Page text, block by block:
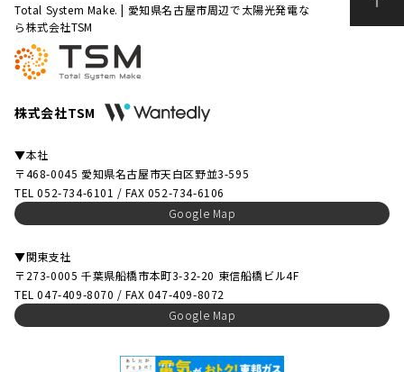
Total System Make. | 愛知県名古屋市周辺で太陽光発電な
ら株式会社TSM
株式会社TSM
▼本社
〒468-0045 愛知県名古屋市天白区野並3-595
TEL 052-734-6101 / FAX 052-734-6106
Google Map
▼関東支社
〒273-0005 千葉県船橋市本町3-32-20 東信船橋ビル4F
TEL 047-409-8070 / FAX 047-409-8072
Google Map